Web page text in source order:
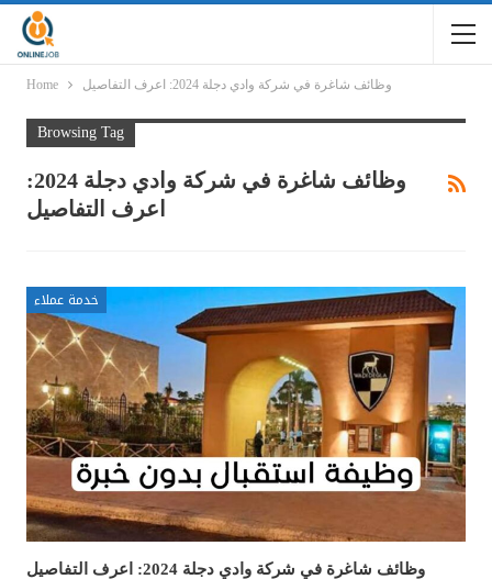
Home وظائف شاغرة في شركة وادي دجلة 2024: اعرف التفاصيل
Browsing Tag
وظائف شاغرة في شركة وادي دجلة 2024:
اعرف التفاصيل
خدمة عملاء
وظائف شاغرة في شركة وادي دجلة 2024: اعرف التفاصيل